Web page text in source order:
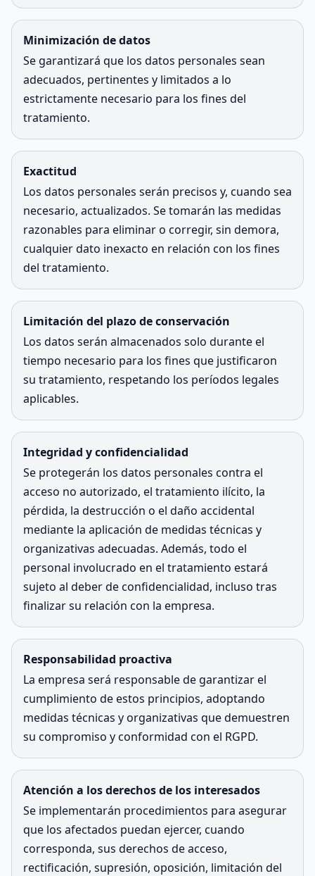
Minimización de datos
Se garantizará que los datos personales sean
adecuados, pertinentes y limitados a lo
estrictamente necesario para los fines del
tratamiento.
Exactitud
Los datos personales serán precisos y, cuando sea
necesario, actualizados. Se tomarán las medidas
razonables para eliminar o corregir, sin demora,
cualquier dato inexacto en relación con los fines
del tratamiento.
Limitación del plazo de conservación
Los datos serán almacenados solo durante el
tiempo necesario para los fines que justificaron
su tratamiento, respetando los períodos legales
aplicables.
Integridad y confidencialidad
Se protegerán los datos personales contra el
acceso no autorizado, el tratamiento ilícito, la
pérdida, la destrucción o el daño accidental
mediante la aplicación de medidas técnicas y
organizativas adecuadas. Además, todo el
personal involucrado en el tratamiento estará
sujeto al deber de confidencialidad, incluso tras
finalizar su relación con la empresa.
Responsabilidad proactiva
La empresa será responsable de garantizar el
cumplimiento de estos principios, adoptando
medidas técnicas y organizativas que demuestren
su compromiso y conformidad con el RGPD.
Atención a los derechos de los interesados
Se implementarán procedimientos para asegurar
que los afectados puedan ejercer, cuando
corresponda, sus derechos de acceso,
rectificación, supresión, oposición, limitación del